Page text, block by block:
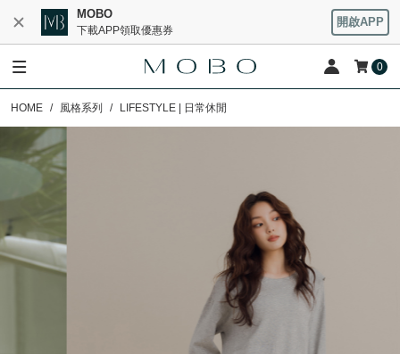
MOBO
下載APP領取優惠券
開啟APP
0
HOME 風格系列 LIFESTYLE | 日常休閒